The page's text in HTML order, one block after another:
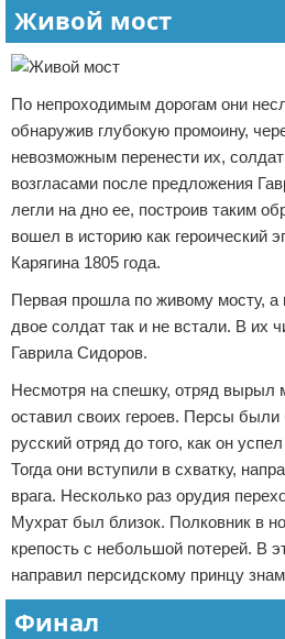
Живой мост
По непроходимым дорогам они
обнаружив глубокую промоину,
невозможным перенести их,
возгласами после предложения
легли на дно ее, построив таким
вошел в историю как героический
Карягина 1805 года.
Первая прошла по живому мосту, а
двое солдат так и не встали. В их
Гаврила Сидоров.
Несмотря на спешку, отряд вырыл
оставил своих героев. Персы были
русский отряд до того, как он
Тогда они вступили в схватку,
врага. Несколько раз орудия
Мухрат был близок. Полковник в
крепость с небольшой потерей. В
направил персидскому принцу
Финал